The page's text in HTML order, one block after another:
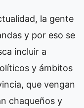
la gente
y por eso se
incluir a
y ámbitos
que vengan
chaqueños y